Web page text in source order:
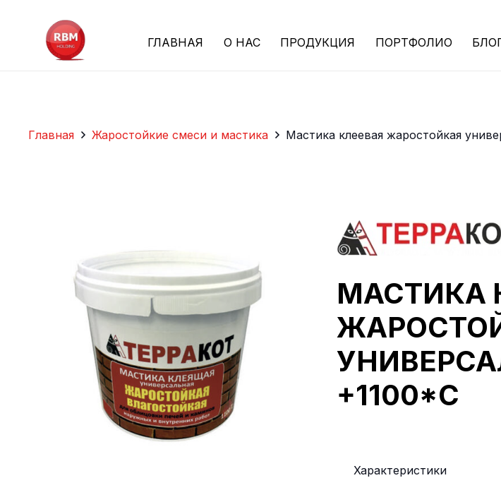
ГЛАВНАЯ О НАС ПРОДУКЦИЯ ПОРТФОЛИО
Главная Жаростойкие смеси и мастика Мастика клеевая жаростойкая
МАСТИКА
+1100*С
Характеристики